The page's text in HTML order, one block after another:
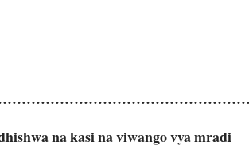
na kasi na viwango vya mradi